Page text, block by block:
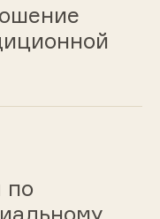
по